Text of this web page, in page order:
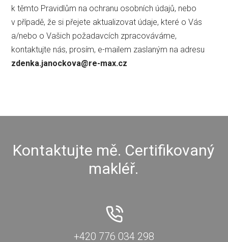
k těmto Pravidlům na ochranu osobních údajů, nebo
v případě, že si přejete aktualizovat údaje, které o Vás
a/nebo o Vašich požadavcích zpracováváme,
kontaktujte nás, prosím, e-mailem zaslaným na adresu
zdenka.janockova@re-max.cz
Kontaktujte mě. Certifikovaný
makléř.
+420 776 034 298